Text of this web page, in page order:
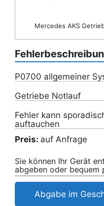
Mercedes AKS
P0700 allgemeiner
Getriebe Notlauf
Fehler kann
auftauchen
Preis: auf Anfrage
Sie können Ihr Gerät
abgeben oder bequem
Abgabe im